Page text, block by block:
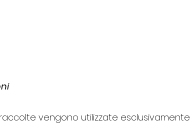
vengono utilizzate